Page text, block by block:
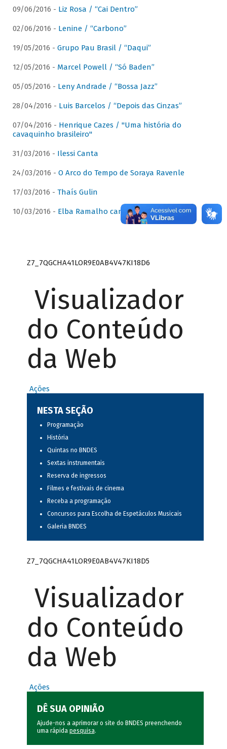
09/06/2016 - Liz Rosa / “Cai Dentro”
02/06/2016 - Lenine / “Carbono”
19/05/2016 - Grupo Pau Brasil / “Daqui”
12/05/2016 - Marcel Powell / “Só Baden”
05/05/2016 - Leny Andrade / “Bossa Jazz”
28/04/2016 - Luis Barcelos / “Depois das Cinzas”
07/04/2016 - Henrique Cazes / "Uma história do
cavaquinho brasileiro"
31/03/2016 - Ilessi Canta
24/03/2016 - O Arco do Tempo de Soraya Ravenle
17/03/2016 - Thaís Gulin
10/03/2016 - Elba Ramalho canta Dominguinhos
Z7_7QGCHA41LOR9E0AB4V47KI18D6
Visualizador
do Conteúdo
da Web
Ações
NESTA SEÇÃO
Programação
História
Quintas no BNDES
Sextas instrumentais
Reserva de ingressos
Filmes e festivais de cinema
Receba a programação
Concursos para Escolha de Espetáculos Musicais
Galeria BNDES
Z7_7QGCHA41LOR9E0AB4V47KI18D5
Visualizador
do Conteúdo
da Web
Ações
DÊ SUA OPINIÃO
Ajude-nos a aprimorar o site do BNDES preenchendo
uma rápida pesquisa.